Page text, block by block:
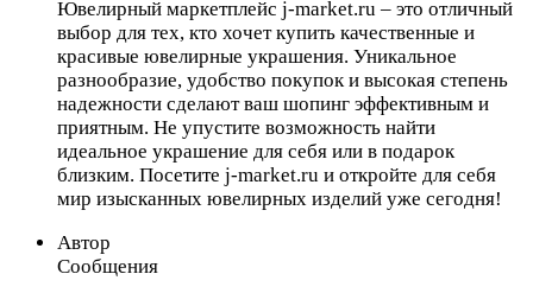
Ювелирный маркетплейс j-market.ru – это отличный
выбор для тех, кто хочет купить качественные и
красивые ювелирные украшения. Уникальное
разнообразие, удобство покупок и высокая степень
надежности сделают ваш шопинг эффективным и
приятным. Не упустите возможность найти
идеальное украшение для себя или в подарок
близким. Посетите j-market.ru и откройте для себя
мир изысканных ювелирных изделий уже сегодня!
Автор
Сообщения